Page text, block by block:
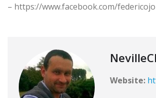
– https://www.facebook.com/
Website: